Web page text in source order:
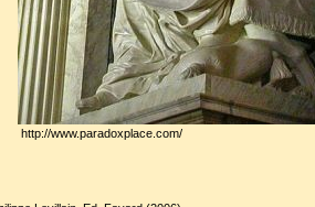
http://www.paradoxplace.com/